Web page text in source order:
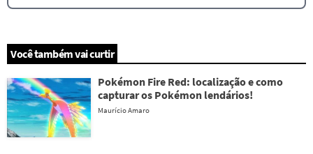
Você também vai curtir
Pokémon Fire Red: localização e como
capturar os Pokémon lendários!
Maurício Amaro